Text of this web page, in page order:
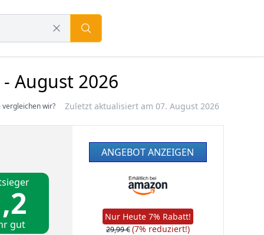
August 2026
vergleichen wir? Zuletzt aktualisiert am 07. August 2026
gut
ANGEBOT ANZEIGEN
Nur Heute 7% Rabatt!
29,99 €(7% reduziert!)